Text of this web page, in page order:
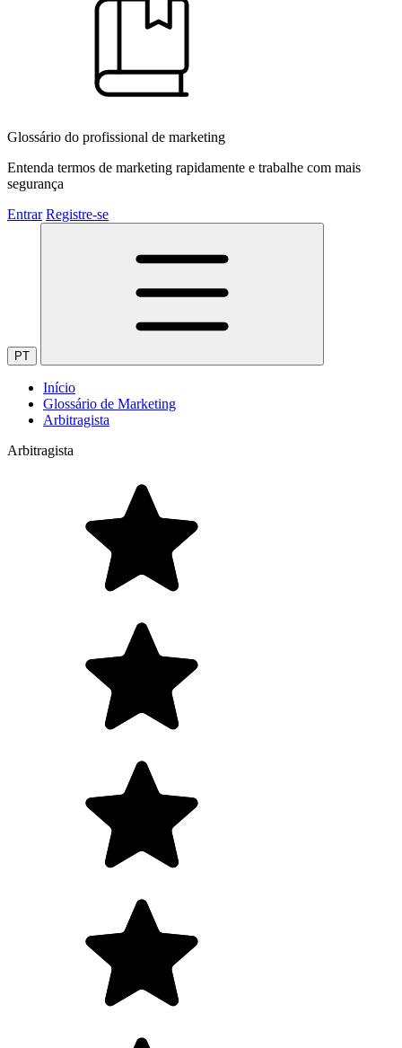
Glossário do profissional de marketing
Entenda termos de marketing rapidamente e trabalhe com mais
segurança
Entrar Registre-se
PT
Início
Glossário de Marketing
Arbitragista
Arbitragista